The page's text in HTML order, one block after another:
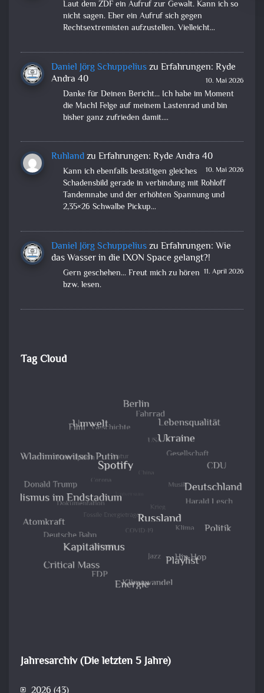
Laut dem ZDF ein Aufruf zur Gewalt. Kann ich so
nicht sagen. Eher ein Aufruf sich gegen
Rechtsextremisten aufzustellen. Vielleicht…
Daniel Jörg Schuppeliuszu Erfahrungen: Ryde
Andra 40
10. Mai 2026
Danke für Deinen Bericht... Ich habe im Moment
die Mach1 Felge auf meinem Lastenrad und bin
bisher ganz zufrieden damit.…
Ruhlandzu Erfahrungen: Ryde Andra 40
10. Mai 2026
Kann ich ebenfalls bestätigen gleiches
Schadensbild gerade in verbindung mit Rohloff
Tandemnabe und der erhöhten Spannung und
2,35×26 Schwalbe Pickup…
Daniel Jörg Schuppeliuszu Erfahrungen: Wie
das Wasser in die IXON Space gelangt?!
11. April 2026
Gern geschehen... Freut mich zu hören
bzw. lesen.
Tag Cloud
Jahresarchiv (Die letzten 5 Jahre)